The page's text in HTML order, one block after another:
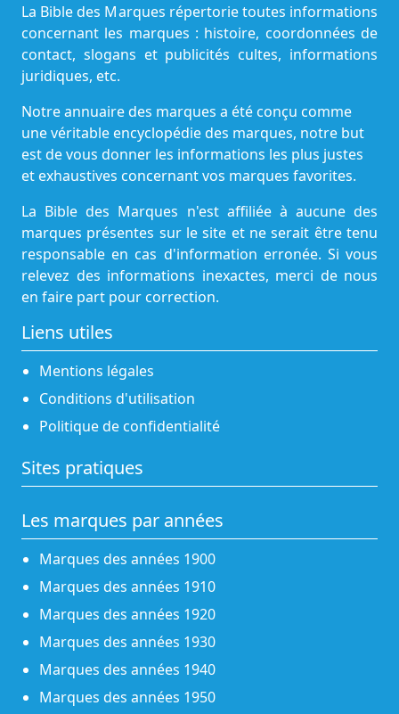
La Bible des Marques répertorie toutes informations
concernant les marques : histoire, coordonnées de
contact, slogans et publicités cultes, informations
juridiques, etc.
Notre annuaire des marques a été conçu comme
une véritable encyclopédie des marques, notre but
est de vous donner les informations les plus justes
et exhaustives concernant vos marques favorites.
La Bible des Marques n'est affiliée à aucune des
marques présentes sur le site et ne serait être tenu
responsable en cas d'information erronée. Si vous
relevez des informations inexactes, merci de nous
en faire part pour correction.
Liens utiles
Mentions légales
Conditions d'utilisation
Politique de confidentialité
Sites pratiques
Les marques par années
Marques des années 1900
Marques des années 1910
Marques des années 1920
Marques des années 1930
Marques des années 1940
Marques des années 1950